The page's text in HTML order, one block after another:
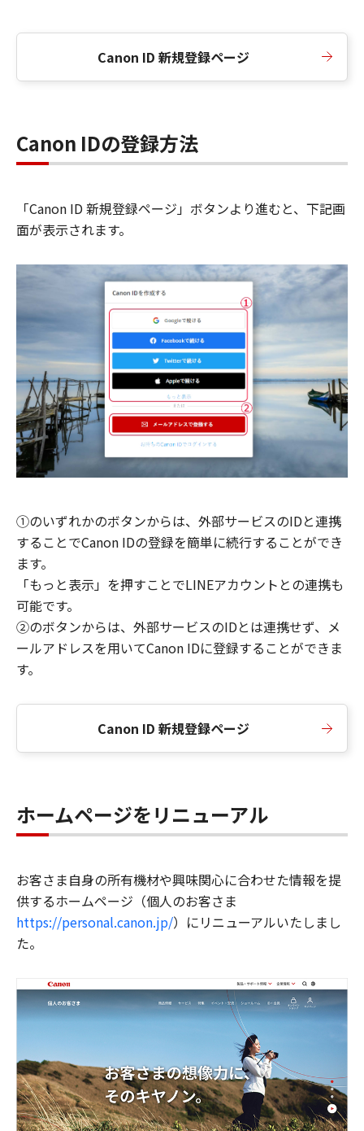
Canon ID 新規登録ページ
Canon IDの登録方法
「Canon ID 新規登録ページ」ボタンより進むと、下記画
面が表示されます。
①のいずれかのボタンからは、外部サービスのIDと連携
することでCanon IDの登録を簡単に続行することができ
ます。
「もっと表示」を押すことでLINEアカウントとの連携も
可能です。
②のボタンからは、外部サービスのIDとは連携せず、メ
ールアドレスを用いてCanon IDに登録することができま
す。
Canon ID 新規登録ページ
ホームページをリニューアル
お客さま自身の所有機材や興味関心に合わせた情報を提
供するホームページ（個人のお客さま
https://personal.canon.jp/）にリニューアルいたしまし
た。